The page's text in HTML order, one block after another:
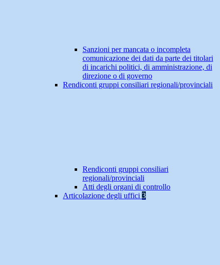
Sanzioni per mancata o incompleta
comunicazione dei dati da parte dei titolari
di incarichi politici, di amministrazione, di
direzione o di governo
Rendiconti gruppi consiliari regionali/provinciali
Rendiconti gruppi consiliari
regionali/provinciali
Atti degli organi di controllo
Articolazione degli uffici 3